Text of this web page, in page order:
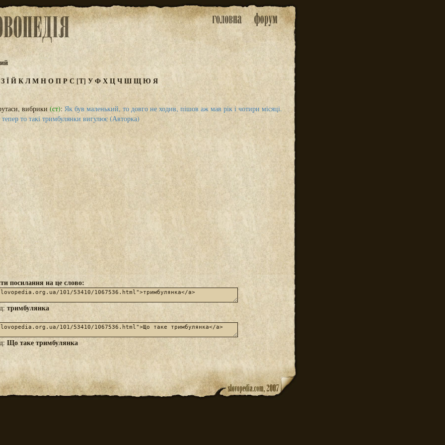
ЗЇЙКЛМНОПРС[Т] УФХЦЧШЩЮ Я
вибрики (ст):Як був маленький, то довго не ходив, пішов аж мав рік і чотири місяці.
то такі тримбулянки вигулює (Авторка)
посилання на це слово:
тримбулянка
Що таке тримбулянка